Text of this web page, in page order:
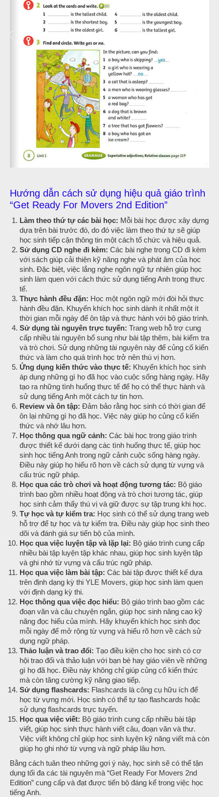
Hướng dẫn cách sử dụng hiệu quả giáo trình
“Get Ready For Movers 2nd Edition”
Làm theo thứ tự các bài học: Mỗi bài học được xây dựng
dựa trên bài trước đó, do đó việc làm theo thứ tự sẽ giúp
học sinh tiếp cận thông tin một cách tổ chức và hiệu quả.
Sử dụng CD nghe đi kèm: Các bài nghe trong CD đi kèm
với sách giúp cải thiện kỹ năng nghe và phát âm của học
sinh. Đặc biệt, việc lắng nghe ngôn ngữ tự nhiên giúp học
sinh làm quen với cách thức sử dụng tiếng Anh trong thực
tế.
Thực hành đều đặn: Học một ngôn ngữ mới đòi hỏi thực
hành đều đặn. Khuyến khích học sinh dành ít nhất một ít
thời gian mỗi ngày để ôn tập và thực hành với bộ giáo trình.
Sử dụng tài nguyên trực tuyến: Trang web hỗ trợ cung
cấp nhiều tài nguyên bổ sung như bài tập thêm, bài kiểm tra
và trò chơi. Sử dụng những tài nguyên này để củng cố kiến
thức và làm cho quá trình học trở nên thú vị hơn.
Ứng dụng kiến thức vào thực tế: Khuyến khích học sinh
áp dụng những gì họ đã học vào cuộc sống hàng ngày. Hãy
tạo ra những tình huống thực tế để họ có thể thực hành và
sử dụng tiếng Anh một cách tự tin hơn.
Review và ôn tập: Đảm bảo rằng học sinh có thời gian để
ôn lại những gì họ đã học. Việc này giúp họ củng cố kiến
thức và nhớ lâu hơn.
Học thông qua ngữ cảnh: Các bài học trong giáo trình
được thiết kế dưới dạng các tình huống thực tế, giúp học
sinh học tiếng Anh trong ngữ cảnh cuộc sống hàng ngày.
Điều này giúp họ hiểu rõ hơn về cách sử dụng từ vựng và
cấu trúc ngữ pháp.
Học qua các trò chơi và hoạt động tương tác: Bộ giáo
trình bao gồm nhiều hoạt động và trò chơi tương tác, giúp
học sinh cảm thấy thú vị và giữ được sự tập trung khi học.
Tự học và tự kiểm tra: Học sinh có thể sử dụng trang web
hỗ trợ để tự học và tự kiểm tra. Điều này giúp học sinh theo
dõi và đánh giá sự tiến bộ của mình.
Học qua việc luyện tập và lặp lại: Bộ giáo trình cung cấp
nhiều bài tập luyện tập khác nhau, giúp học sinh luyện tập
và ghi nhớ từ vựng và cấu trúc ngữ pháp.
Học qua việc làm bài tập: Các bài tập được thiết kế dựa
trên định dạng kỳ thi YLE Movers, giúp học sinh làm quen
với định dạng kỳ thi.
Học thông qua việc đọc hiểu: Bộ giáo trình bao gồm các
đoạn văn và câu chuyện ngắn, giúp học sinh nâng cao kỹ
năng đọc hiểu của mình. Hãy khuyến khích học sinh đọc
mỗi ngày để mở rộng từ vựng và hiểu rõ hơn về cách sử
dụng ngữ pháp.
Thảo luận và trao đổi: Tạo điều kiện cho học sinh có cơ
hội trao đổi và thảo luận với bạn bè hay giáo viên về những
gì họ đã học. Điều này không chỉ giúp củng cố kiến thức
mà còn tăng cường kỹ năng giao tiếp.
Sử dụng flashcards: Flashcards là công cụ hữu ích để
học từ vựng mới. Học sinh có thể tự tạo flashcards hoặc
sử dụng flashcards trực tuyến.
Học qua việc viết: Bộ giáo trình cung cấp nhiều bài tập
viết, giúp học sinh thực hành viết câu, đoạn văn và thư.
Việc viết không chỉ giúp học sinh luyện kỹ năng viết mà còn
giúp họ ghi nhớ từ vựng và ngữ pháp lâu hơn.
Bằng cách tuân theo những gợi ý này, học sinh sẽ có thể tận
dụng tối đa các tài nguyên mà “Get Ready For Movers 2nd
Edition” cung cấp và đạt được tiến bộ đáng kể trong việc học
tiếng Anh.